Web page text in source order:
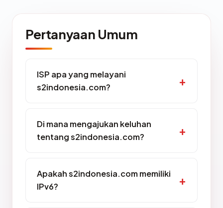
Pertanyaan Umum
ISP apa yang melayani
s2indonesia.com?
Di mana mengajukan keluhan
tentang s2indonesia.com?
Apakah s2indonesia.com memiliki
IPv6?